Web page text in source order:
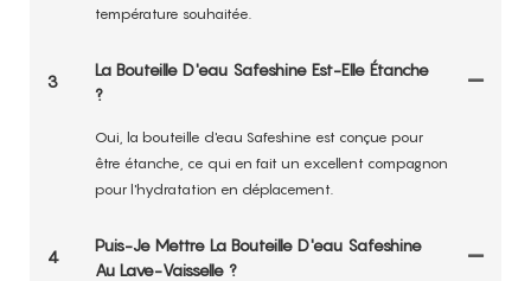
température souhaitée.
3
La Bouteille D'eau Safeshine Est-Elle Étanche
?
Oui, la bouteille d'eau Safeshine est conçue pour
être étanche, ce qui en fait un excellent compagnon
pour l'hydratation en déplacement.
4
Puis-Je Mettre La Bouteille D'eau Safeshine
Au Lave-Vaisselle ?